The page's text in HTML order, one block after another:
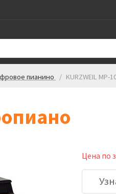
пианино / KURZWEIL MP-
Цена по